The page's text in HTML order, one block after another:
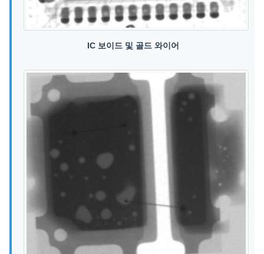
IC 보이드 및 골드 와이어